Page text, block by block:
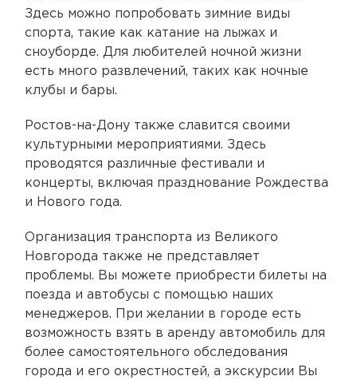
Здесь можно попробовать зимние виды
спорта, такие как катание на лыжах и
сноуборде. Для любителей ночной жизни
есть много развлечений, таких как ночные
клубы и бары.
Ростов-на-Дону также славится своими
культурными мероприятиями. Здесь
проводятся различные фестивали и
концерты, включая празднование Рождества
и Нового года.
Организация транспорта из Великого
Новгорода также не представляет
проблемы. Вы можете приобрести билеты на
поезда и автобусы с помощью наших
менеджеров. При желании в городе есть
возможность взять в аренду автомобиль для
более самостоятельного обследования
города и его окрестностей, а экскурсии Вы